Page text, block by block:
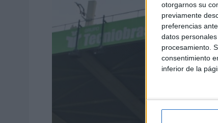
otorgarnos su
previamente
preferencias
datos
procesamiento.
consentimiento
inferior de la